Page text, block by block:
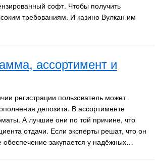
софт. Чтобы получить
требованиям. И казино Вулкан им
ассортимент и
регистрации пользователь может
депозита. В ассортименте
А лучшие они по той причине, что
отдачи. Если эксперты решат, что он
обеспечение закупается у надёжных…